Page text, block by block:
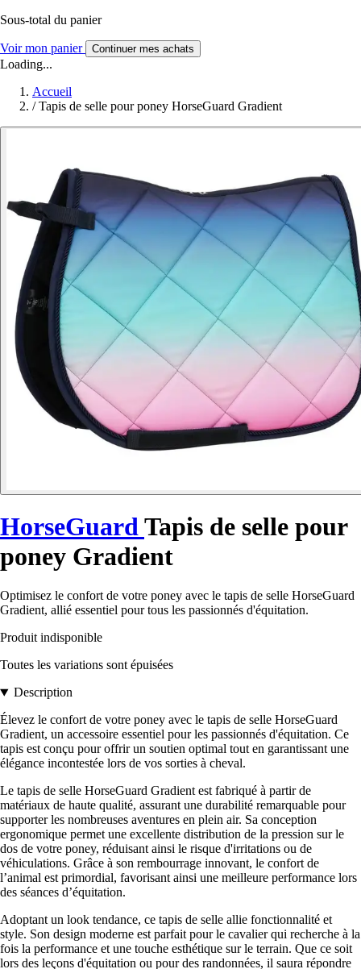
Sous-total du panier
Voir mon panier Continuer mes achats
Loading...
Accueil
/ Tapis de selle pour poney HorseGuard Gradient
HorseGuard Tapis de selle pour
poney Gradient
Optimisez le confort de votre poney avec le tapis de selle HorseGuard
Gradient, allié essentiel pour tous les passionnés d'équitation.
Produit indisponible
Toutes les variations sont épuisées
Description
Élevez le confort de votre poney avec le tapis de selle HorseGuard
Gradient, un accessoire essentiel pour les passionnés d'équitation. Ce
tapis est conçu pour offrir un soutien optimal tout en garantissant une
élégance incontestée lors de vos sorties à cheval.
Le tapis de selle HorseGuard Gradient est fabriqué à partir de
matériaux de haute qualité, assurant une durabilité remarquable pour
supporter les nombreuses aventures en plein air. Sa conception
ergonomique permet une excellente distribution de la pression sur le
dos de votre poney, réduisant ainsi le risque d'irritations ou de
véhiculations. Grâce à son rembourrage innovant, le confort de
l’animal est primordial, favorisant ainsi une meilleure performance lors
des séances d’équitation.
Adoptant un look tendance, ce tapis de selle allie fonctionnalité et
style. Son design moderne est parfait pour le cavalier qui recherche à la
fois la performance et une touche esthétique sur le terrain. Que ce soit
lors des leçons d'équitation ou pour des randonnées, il saura répondre